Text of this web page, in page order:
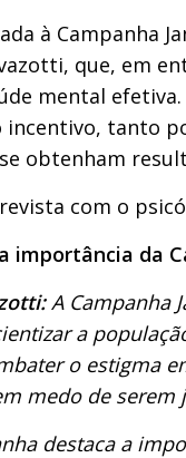
à Campanha
que, em
mental
incentivo, tanto
obtenham
com o
a importância da
A Campanha
a
o estigma
medo de serem
destaca a